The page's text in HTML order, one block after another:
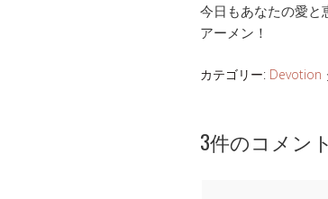
今日もあなたの愛と
アーメン！
カテゴリー: Devotion
3件のコメント